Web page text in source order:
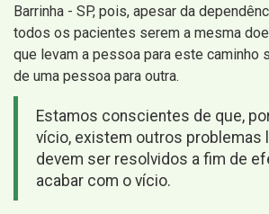
Barrinha - SP, pois, apesar da
todos os pacientes serem a mesma
que levam a pessoa para este caminho
de uma pessoa para outra.
Estamos conscientes de que,
vício, existem outros problemas
devem ser resolvidos a fim de
acabar com o vício.